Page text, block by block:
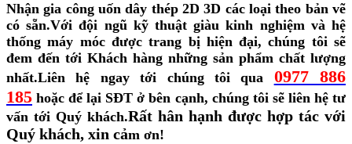
Nhận gia công uốn dây thép 2D 3D các loại theo bản vẽ
có sẵn.Với đội ngũ kỹ thuật giàu kinh nghiệm và hệ
thống máy móc được trang bị hiện đại, chúng tôi sẽ
đem đến tới Khách hàng những sản phẩm chất lượng
nhất.Liên hệ ngay tới chúng tôi qua 0977 886
185 hoặc để lại SĐT ở bên cạnh, chúng tôi sẽ liên hệ tư
vấn tới Quý khách.Rất hân hạnh được hợp tác với
Quý khách, xin cảm ơn!